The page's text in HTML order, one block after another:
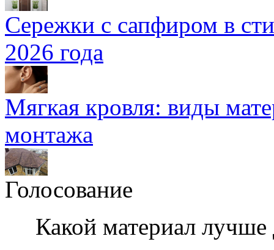
Сережки с сапфиром в
2026 года
Мягкая кровля: виды
монтажа
Голосование
Какой материал